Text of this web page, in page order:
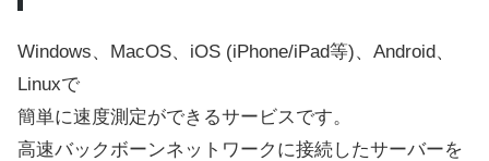
Windows、MacOS、iOS (iPhone/iPad等)、Android、
Linuxで
簡単に速度測定ができるサービスです。
高速バックボーンネットワークに接続したサーバーを